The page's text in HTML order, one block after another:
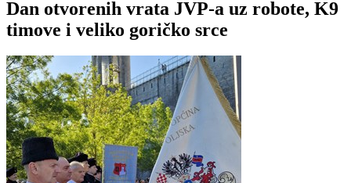
Dan otvorenih vrata JVP-a uz robote, K9
timove i veliko goričko srce